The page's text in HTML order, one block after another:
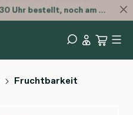
Sonntag–Freitag: Vor 22:30 Uhr bestellt, noch am selben Tag versendet.
Fruchtbarkeit